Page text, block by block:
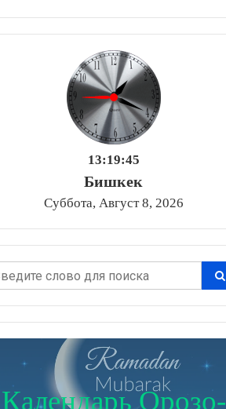
13:19:47
Бишкек
Суббота, Август 8, 2026
Календарь Орозо-